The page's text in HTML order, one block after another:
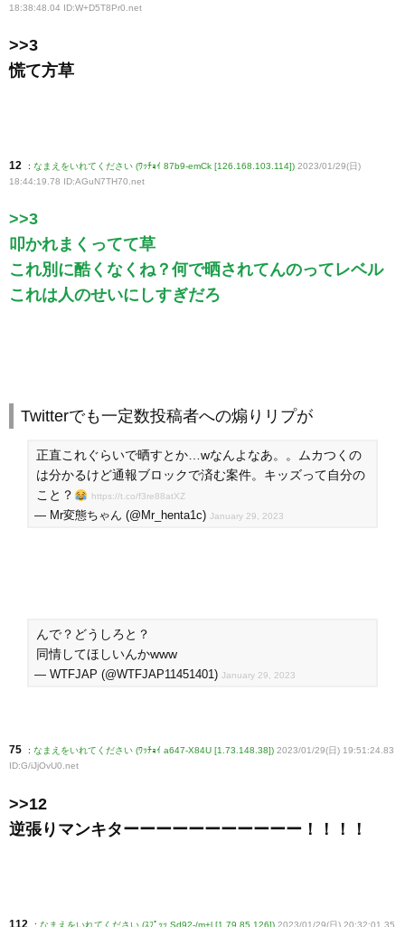
18:38:48.04 ID:W+D5T8Pr0 .net
>>3
慌て方草
12 : なまえをいれてください (ﾜｯﾁｮｲ 87b9-emCk [126.168.103.114]) 2023/01/29(日)
18:44:19.78 ID:AGuN7TH70.net
>>3
叩かれまくってて草
これ別に酷くなくね？何で晒されてんのってレベル
これは人のせいにしすぎだろ
Twitterでも一定数投稿者への煽りリプが
正直これぐらいで晒すとか…wなんよなあ。。ムカつくの
は分かるけど通報ブロックで済む案件。キッズって自分の
こと？
https://t.co/f3re88atXZ
— Mr変態ちゃん (@Mr_henta1c) January 29, 2023
んで？どうしろと？
同情してほしいんかwww
— WTFJAP (@WTFJAP11451401) January 29, 2023
75 : なまえをいれてください (ﾜｯﾁｮｲ a647-X84U [1.73.148.38]) 2023/01/29(日) 19:51:24.83
ID:G/iJjOvU0.net
>>12
逆張りマンキターーーーーーーーーーー！！！！
112 : なまえをいれてください (ｽﾌﾟｯｯ Sd92-/m+l [1.79.85.126]) 2023/01/29(日) 20:32:01.35